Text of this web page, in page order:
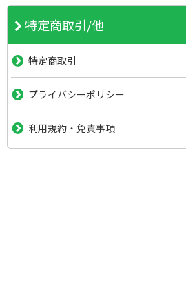
特定商取引/他
特定商取引
プライバシーポリシー
利用規約・免責事項